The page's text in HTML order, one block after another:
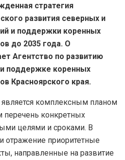
стратегия
развития северных и
и поддержки коренных
до 2035 года. О
Агентство по развитию
поддержке коренных
Красноярского края.
является комплексным планом
конкретных
целями и сроками. В
отражение приоритетные
направленные на развитие